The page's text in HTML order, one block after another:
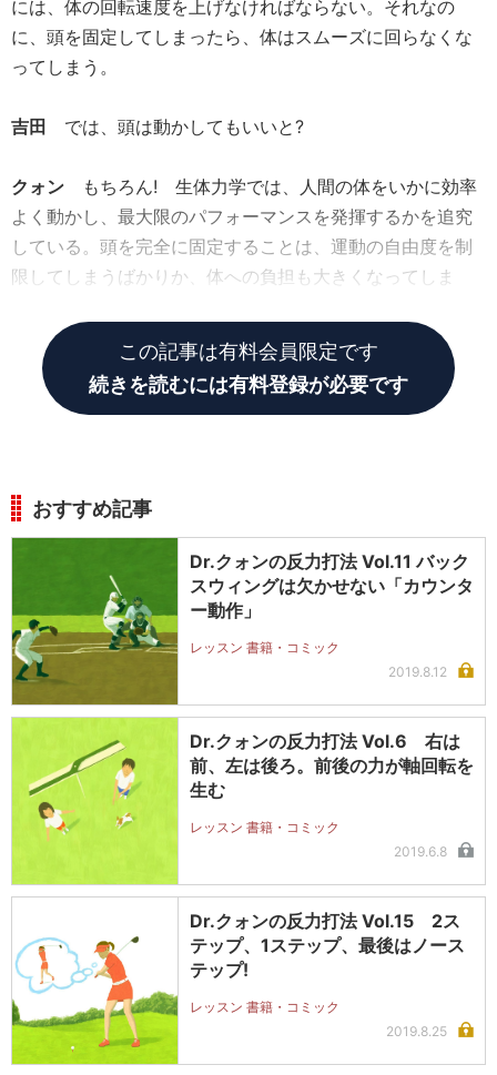
には、体の回転速度を上げなければならない。それなの
に、頭を固定してしまったら、体はスムーズに回らなくな
ってしまう。
吉田 では、頭は動かしてもいいと?
クォン もちろん! 生体力学では、人間の体をいかに効率
よく動かし、最大限のパフォーマンスを発揮するかを追究
している。頭を完全に固定することは、運動の自由度を制
限してしまうばかりか、体への負担も大きくなってしま
この記事は有料会員限定です
続きを読むには有料登録が必要です
おすすめ記事
Dr.クォンの反力打法 Vol.11 バック
スウィングは欠かせない「カウンタ
ー動作」
レッスン 書籍・コミック
2019.8.12
Dr.クォンの反力打法 Vol.6 右は
前、左は後ろ。前後の力が軸回転を
生む
レッスン 書籍・コミック
2019.6.8
Dr.クォンの反力打法 Vol.15 2ス
テップ、1ステップ、最後はノース
テップ!
レッスン 書籍・コミック
2019.8.25